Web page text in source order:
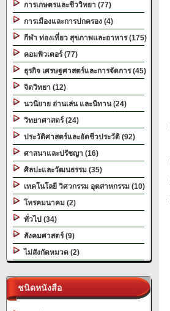
การเกษตรและชีววิทยา (77)
การเมืองและการปกครอง (4)
กีฬา ท่องเที่ยว สุขภาพและอาหาร (175)
คอมพิวเตอร์ (77)
ธุรกิจ เศรษฐศาสตร์และการจัดการ (45)
จิตวิทยา (12)
นวนิยาย อ่านเล่น และนิทาน (24)
วิทยาศาสตร์ (24)
ประวัติศาสตร์และอัตชีวประวัติ (92)
ศาสนาและปรัชญา (16)
ศิลปะและวัฒนธรรม (35)
เทคโนโลยี วิศวกรรม อุตสาหกรรม (10)
โทรคมนาคม (2)
ทั่วไป (34)
สังคมศาสตร์ (9)
ไม่สังกัดหมวด (2)
ชนิดหนังสือ